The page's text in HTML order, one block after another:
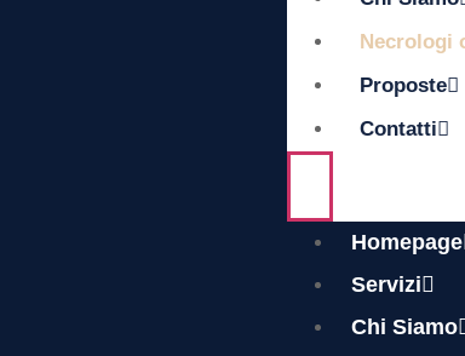
Necrologi
Proposte
Contatti
Homepage
Servizi
Chi Siamo